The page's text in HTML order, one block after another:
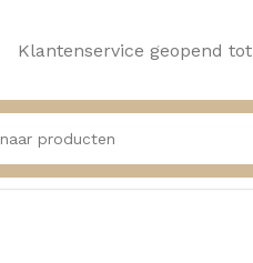
Klantenservice geopend tot
Muur- en Plafondarmen